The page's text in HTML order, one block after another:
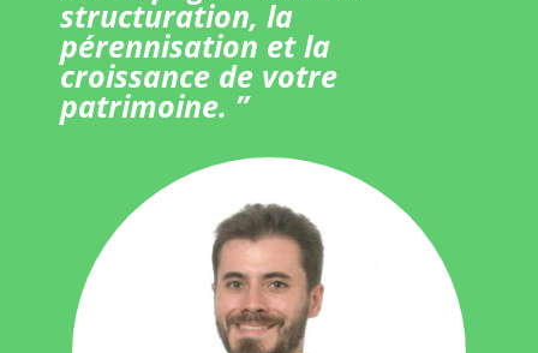
structuration, la
pérennisation et la
croissance de votre
patrimoine. ”